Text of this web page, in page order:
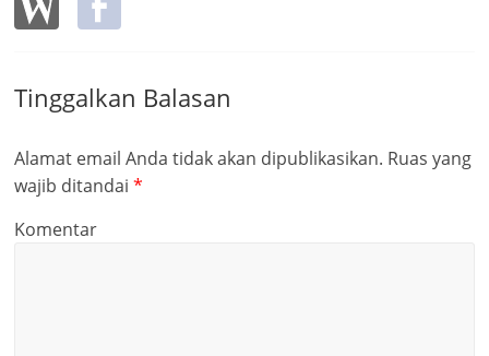
Tinggalkan Balasan
Alamat email Anda tidak akan dipublikasikan. Ruas yang
wajib ditandai*
Komentar